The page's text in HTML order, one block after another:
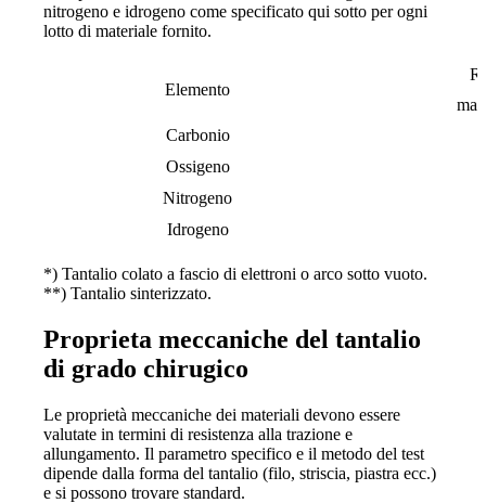
nitrogeno e idrogeno come specificato qui sotto per ogni
lotto di materiale fornito.
Elemento
Carbonio
Ossigeno
Nitrogeno
Idrogeno
*) Tantalio colato a fascio di elettroni o arco sotto vuoto.
**) Tantalio sinterizzato.
Proprieta meccaniche del tantalio
di grado chirugico
Le proprietà meccaniche dei materiali devono essere
valutate in termini di resistenza alla trazione e
allungamento. Il parametro specifico e il metodo del test
dipende dalla forma del tantalio (filo, striscia, piastra ecc.)
e si possono trovare standard.